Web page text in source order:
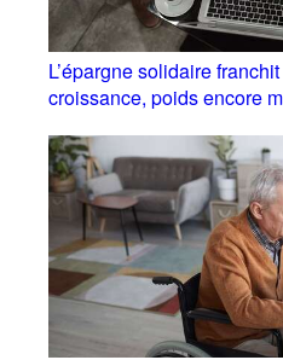
L’épargne solidaire
croissance, poids encore